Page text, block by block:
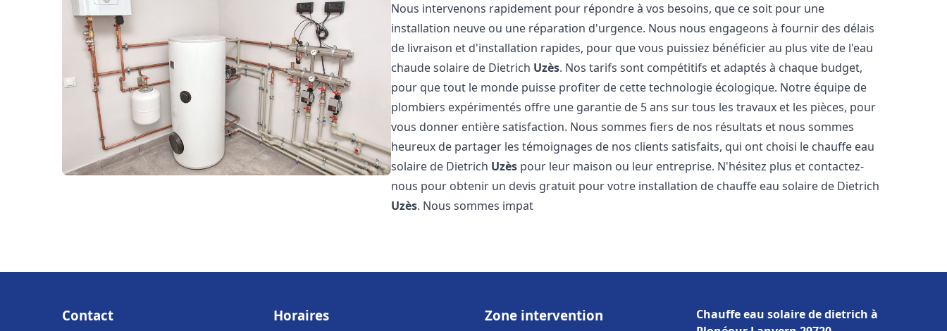
Nous intervenons rapidement pour répondre à vos besoins, que ce soit pour une
installation neuve ou une réparation d'urgence. Nous nous engageons à fournir des délais
de livraison et d'installation rapides, pour que vous puissiez bénéficier au plus vite de l'eau
chaude solaire de Dietrich Uzès. Nos tarifs sont compétitifs et adaptés à chaque budget,
pour que tout le monde puisse profiter de cette technologie écologique. Notre équipe de
plombiers expérimentés offre une garantie de 5 ans sur tous les travaux et les pièces, pour
vous donner entière satisfaction. Nous sommes fiers de nos résultats et nous sommes
heureux de partager les témoignages de nos clients satisfaits, qui ont choisi le chauffe eau
solaire de Dietrich Uzès pour leur maison ou leur entreprise. N'hésitez plus et contactez-
nous pour obtenir un devis gratuit pour votre installation de chauffe eau solaire de Dietrich
Uzès. Nous sommes impat
Contact Horaires Zone intervention
Chauffe eau solaire de dietrich à